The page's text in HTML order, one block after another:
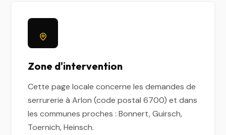
Zone d'intervention
Cette page locale concerne les demandes de
serrurerie à Arlon (code postal 6700) et dans
les communes proches : Bonnert, Guirsch,
Toernich, Heinsch.